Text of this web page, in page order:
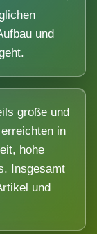
und
große und
in
hohe
Insgesamt
und